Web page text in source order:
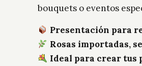
bouquets o eventos
Presentación para
Rosas importadas,
Ideal para crear tus